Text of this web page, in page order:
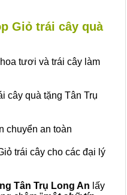
Giỏ trái cây quà
tươi và trái cây làm
cây quà tặng Tân Trụ
chuyển an toàn
trái cây cho các đại lý
Tân Trụ Long An lấy